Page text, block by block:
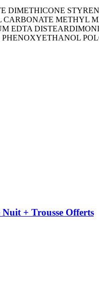
METHYL
EDTA
+ Trousse Offerts